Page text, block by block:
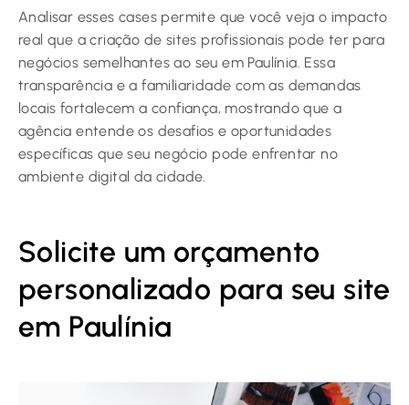
Analisar esses cases permite que você veja o impacto
real que a criação de sites profissionais pode ter para
negócios semelhantes ao seu em Paulínia. Essa
transparência e a familiaridade com as demandas
locais fortalecem a confiança, mostrando que a
agência entende os desafios e oportunidades
específicas que seu negócio pode enfrentar no
ambiente digital da cidade.
Solicite um orçamento
personalizado para seu site
em Paulínia